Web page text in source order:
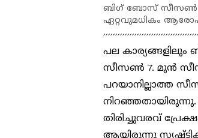
ബിഗ് ബോസ് സീസൺ 7
ഏറ്റവുമധികം
പല
സീസണ്‍ 7. മുന്‍
പറയാനില്ലാത്ത
തിരിച്ചുവരവ്
ആയിരുന്നു